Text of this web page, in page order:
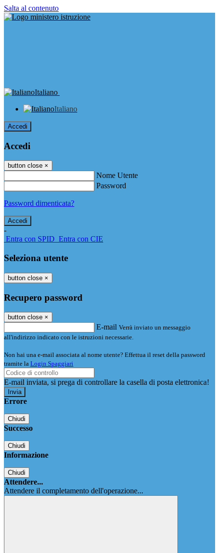
Salta al contenuto
Italiano
Italiano
Accedi
Accedi
button close ×
Nome Utente
Password
Password dimenticata?
-
Entra con SPID Entra con CIE
Seleziona utente
button close ×
Recupero password
button close ×
E-mail Verrà inviato un messaggio
all'indirizzo indicato con le istruzioni necessarie.
Non hai una e-mail associata al nome utente? Effettua il reset della password
tramite la Login Spaggiari
E-mail inviata, si prega di controllare la casella di posta elettronica!
Errore
Chiudi
Successo
Chiudi
Informazione
Chiudi
Attendere...
Attendere il completamento dell'operazione...